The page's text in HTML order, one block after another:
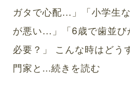
ガタで心配…」「小学生
が悪い…」「6歳で歯並び
必要？」 こんな時はどう
門家と...続きを読む